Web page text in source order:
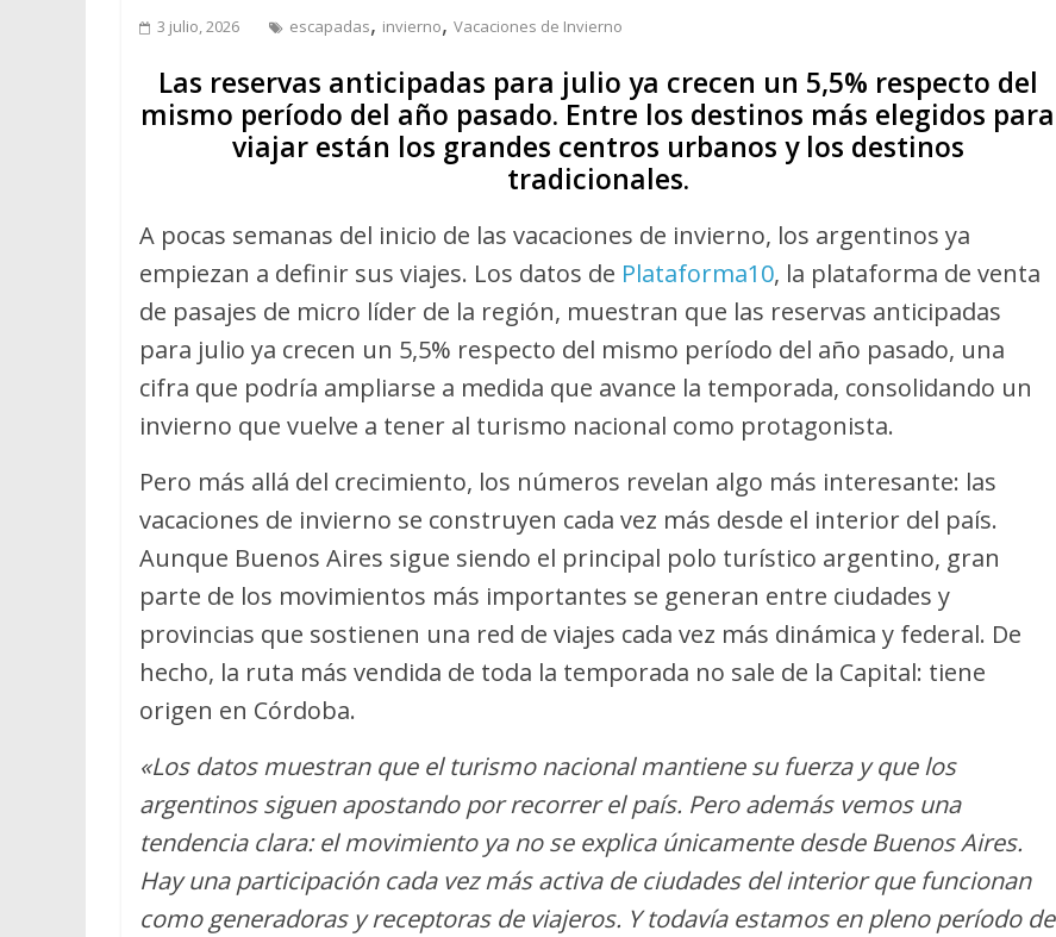
3 julio, 2026 escapadas, invierno, Vacaciones de Invierno
Las reservas anticipadas para julio ya crecen un 5,5% respecto del
mismo período del año pasado. Entre los destinos más elegidos para
viajar están los grandes centros urbanos y los destinos
tradicionales.
A pocas semanas del inicio de las vacaciones de invierno, los argentinos ya
empiezan a definir sus viajes. Los datos de Plataforma10, la plataforma de venta
de pasajes de micro líder de la región, muestran que las reservas anticipadas
para julio ya crecen un 5,5% respecto del mismo período del año pasado, una
cifra que podría ampliarse a medida que avance la temporada, consolidando un
invierno que vuelve a tener al turismo nacional como protagonista.
Pero más allá del crecimiento, los números revelan algo más interesante: las
vacaciones de invierno se construyen cada vez más desde el interior del país.
Aunque Buenos Aires sigue siendo el principal polo turístico argentino, gran
parte de los movimientos más importantes se generan entre ciudades y
provincias que sostienen una red de viajes cada vez más dinámica y federal. De
hecho, la ruta más vendida de toda la temporada no sale de la Capital: tiene
origen en Córdoba.
«Los datos muestran que el turismo nacional mantiene su fuerza y que los
argentinos siguen apostando por recorrer el país. Pero además vemos una
tendencia clara: el movimiento ya no se explica únicamente desde Buenos Aires.
Hay una participación cada vez más activa de ciudades del interior que funcionan
como generadoras y receptoras de viajeros. Y todavía estamos en pleno período de